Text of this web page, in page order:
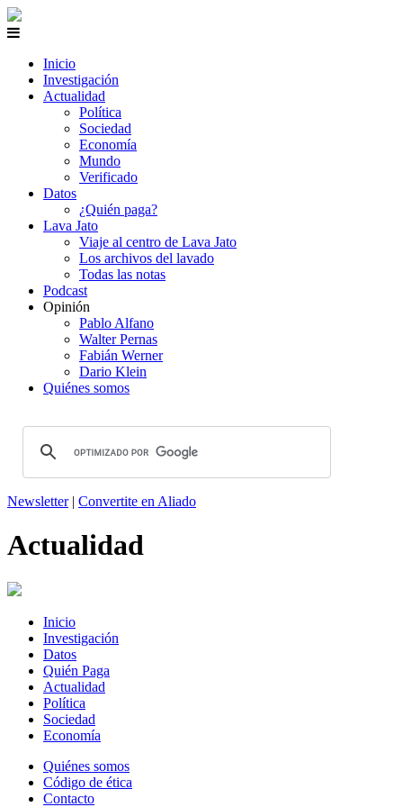
Inicio
Investigación
Actualidad
Política
Sociedad
Economía
Mundo
Verificado
Datos
¿Quién paga?
Lava Jato
Viaje al centro de Lava Jato
Los archivos del lavado
Todas las notas
Podcast
Opinión
Pablo Alfano
Walter Pernas
Fabián Werner
Dario Klein
Quiénes somos
Newsletter| Convertite en Aliado
Actualidad
Inicio
Investigación
Datos
Quién Paga
Actualidad
Política
Sociedad
Economía
Quiénes somos
Código de ética
Contacto